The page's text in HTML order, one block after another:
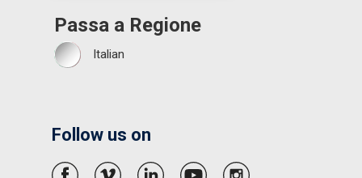
Passa a Regione
Italian
Follow us on